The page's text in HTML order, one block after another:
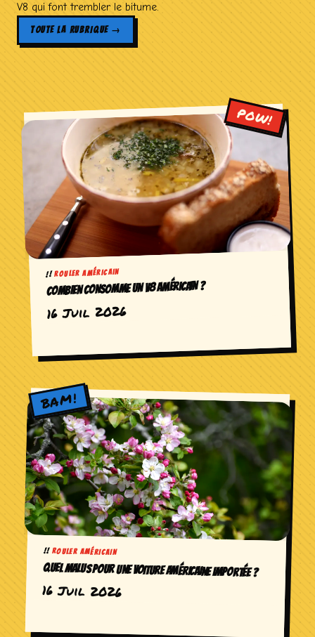
V8 qui font trembler le bitume.
TOUTE LA RUBRIQUE →
ROULER AMÉRICAIN
COMBIEN CONSOMME UN V8 AMÉRICAIN ?
16 Juil 2026
ROULER AMÉRICAIN
QUEL MALUS POUR UNE VOITURE AMÉRICAINE IMPORTÉE ?
16 Juil 2026